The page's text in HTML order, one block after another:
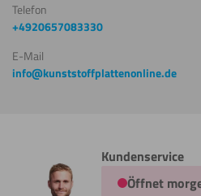
Telefon
+4920657083330
E-Mail
info@kunststoffplattenonline.de
Kundenservice
Öffnet